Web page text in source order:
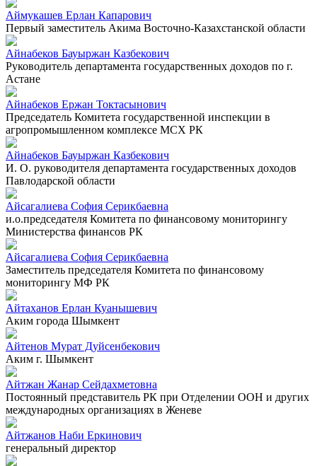
Аймукашев Ерлан Капарович
Первый заместитель Акима Восточно-Казахстанской области
Айнабеков Бауыржан Казбекович
Руководитель департамента государственных доходов по г.
Астане
Айнабеков Ержан Токтасынович
Председатель Комитета государственной инспекции в
агропромышленном комплексе МСХ РК
Айнабеков Бауыржан Казбекович
И. О. руководителя департамента государственных доходов
Павлодарской области
Айсагалиева София Серикбаевна
и.о.председателя Комитета по финансовому мониторингу
Министерства финансов РК
Айсагалиева София Серикбаевна
Заместитель председателя Комитета по финансовому
мониторингу МФ РК
Айтаханов Ерлан Куанышевич
Аким города Шымкент
Айтенов Мурат Дуйсенбекович
Аким г. Шымкент
Айтжан Жанар Сейдахметовна
Постоянный представитель РК при Отделении ООН и других
международных организациях в Женеве
Айтжанов Наби Еркинович
генеральный директор